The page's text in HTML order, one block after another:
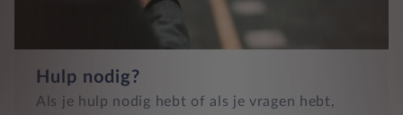
Hulp nodig?
Als je hulp nodig hebt of als je vragen hebt,